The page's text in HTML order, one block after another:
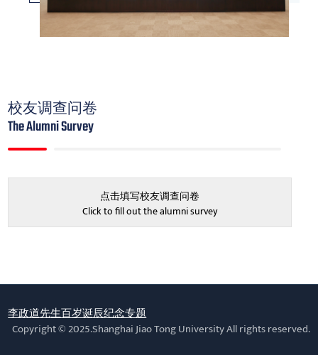
校友调查问卷
The Alumni Survey
点击填写校友调查问卷
Click to fill out the alumni survey
李政道先生百岁诞辰纪念专题
Copyright © 2025.Shanghai Jiao Tong University All rights reserved.